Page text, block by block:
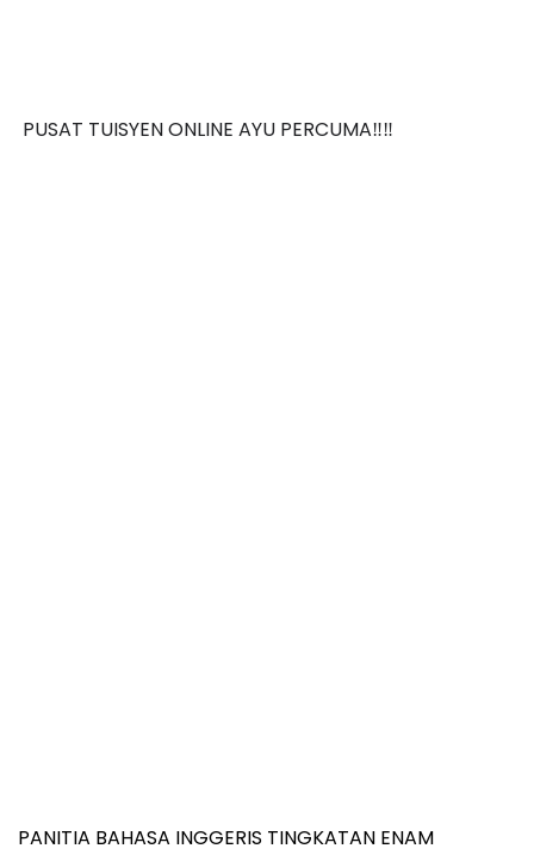
PUSAT TUISYEN ONLINE AYU PERCUMA‼️‼️
PANITIA BAHASA INGGERIS TINGKATAN ENAM